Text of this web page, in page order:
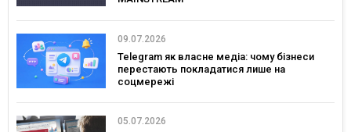
09.07.2026
Telegram як власне медіа: чому бізнеси
перестають покладатися лише на
соцмережі
05.07.2026